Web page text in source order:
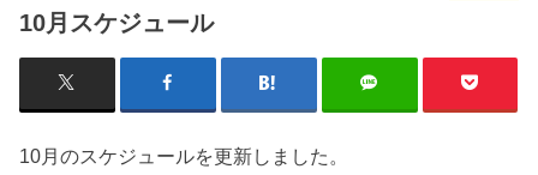
10月スケジュール
10月のスケジュールを更新しました。